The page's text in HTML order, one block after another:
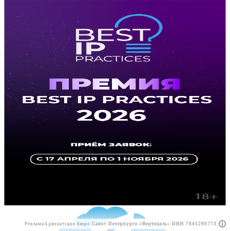
РекламаАО"ПРАВО.РУ" ИНН: 7708095468
Реклама Адвокатское бюро Санкт-Петербурга «Вертикаль» ИНН 7841290773